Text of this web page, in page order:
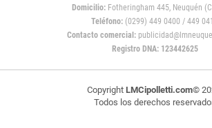
Domicilio:Fotheringham 445, Neuquén
Teléfono: (0299) 449 0400 / 449
Contacto comercial:
Registro DNA: 123442625
Copyright LMCipolletti.com©
Todos los derechos